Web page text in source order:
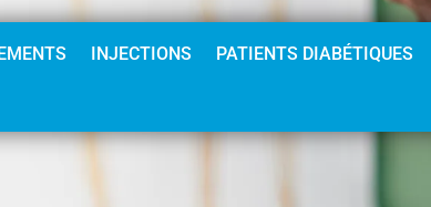
INJECTIONS
PATIENTS DIABÉTIQUES